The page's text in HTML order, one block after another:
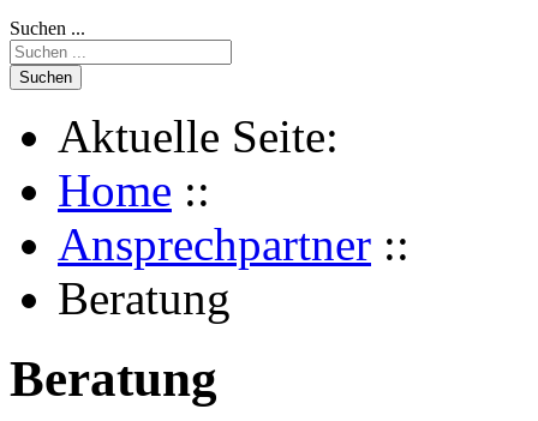
Suchen ...
Suchen
Aktuelle Seite:
Home ::
Ansprechpartner ::
Beratung
Beratung